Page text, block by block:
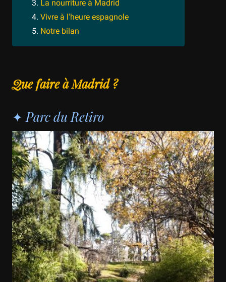
La nourriture à Madrid
Vivre à l'heure espagnole
Notre bilan
Que faire à Madrid ?
✦ Parc du Retiro